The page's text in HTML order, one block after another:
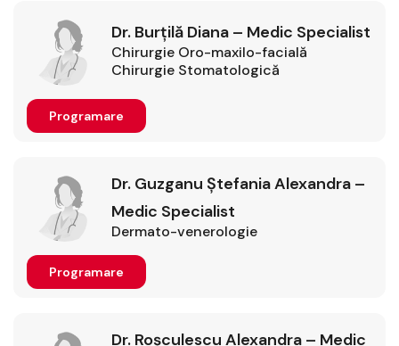
Dr. Burțilă Diana – Medic Specialist
Chirurgie Oro-maxilo-facială
Chirurgie Stomatologică
Programare
Dr. Guzganu Ștefania Alexandra –
Medic Specialist
Dermato-venerologie
Programare
Dr. Roșculescu Alexandra – Medic